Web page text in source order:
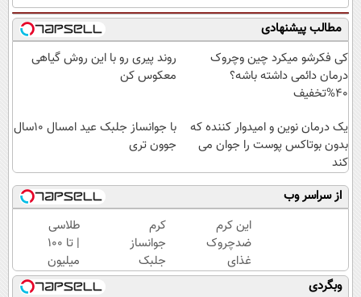
مطالب پیشنهادی
کی فکرشو میکرد چین وچروک
درمان دائمی داشته باشه؟
40%تخفیف
روند پیری رو با این روش گیاهی
معکوس کن
یک درمان نوین و امیدوار کننده که
بدون بوتاکس پوست را جوان می
کند
با جوانساز جلبک عید امسال ۱۰سال
جوون تری
از سراسر وب
این کرم
ضدچروک
غذای
پوستت
کرم
جوانساز
جلبک
راز
طلاسی
| تا 100
میلیون
وام
وبگردی